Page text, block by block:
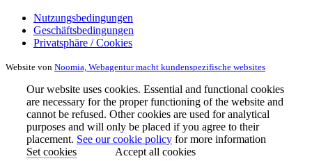
Nutzungsbedingungen
Geschäftsbedingungen
Privatsphäre / Cookies
Website von Noomia, Webagentur macht kundenspezifische websites
Our website uses cookies. Essential and functional cookies
are necessary for the proper functioning of the website and
cannot be refused. Other cookies are used for analytical
purposes and will only be placed if you agree to their
placement. See our cookie policy for more information
Set cookies
Accept all cookies